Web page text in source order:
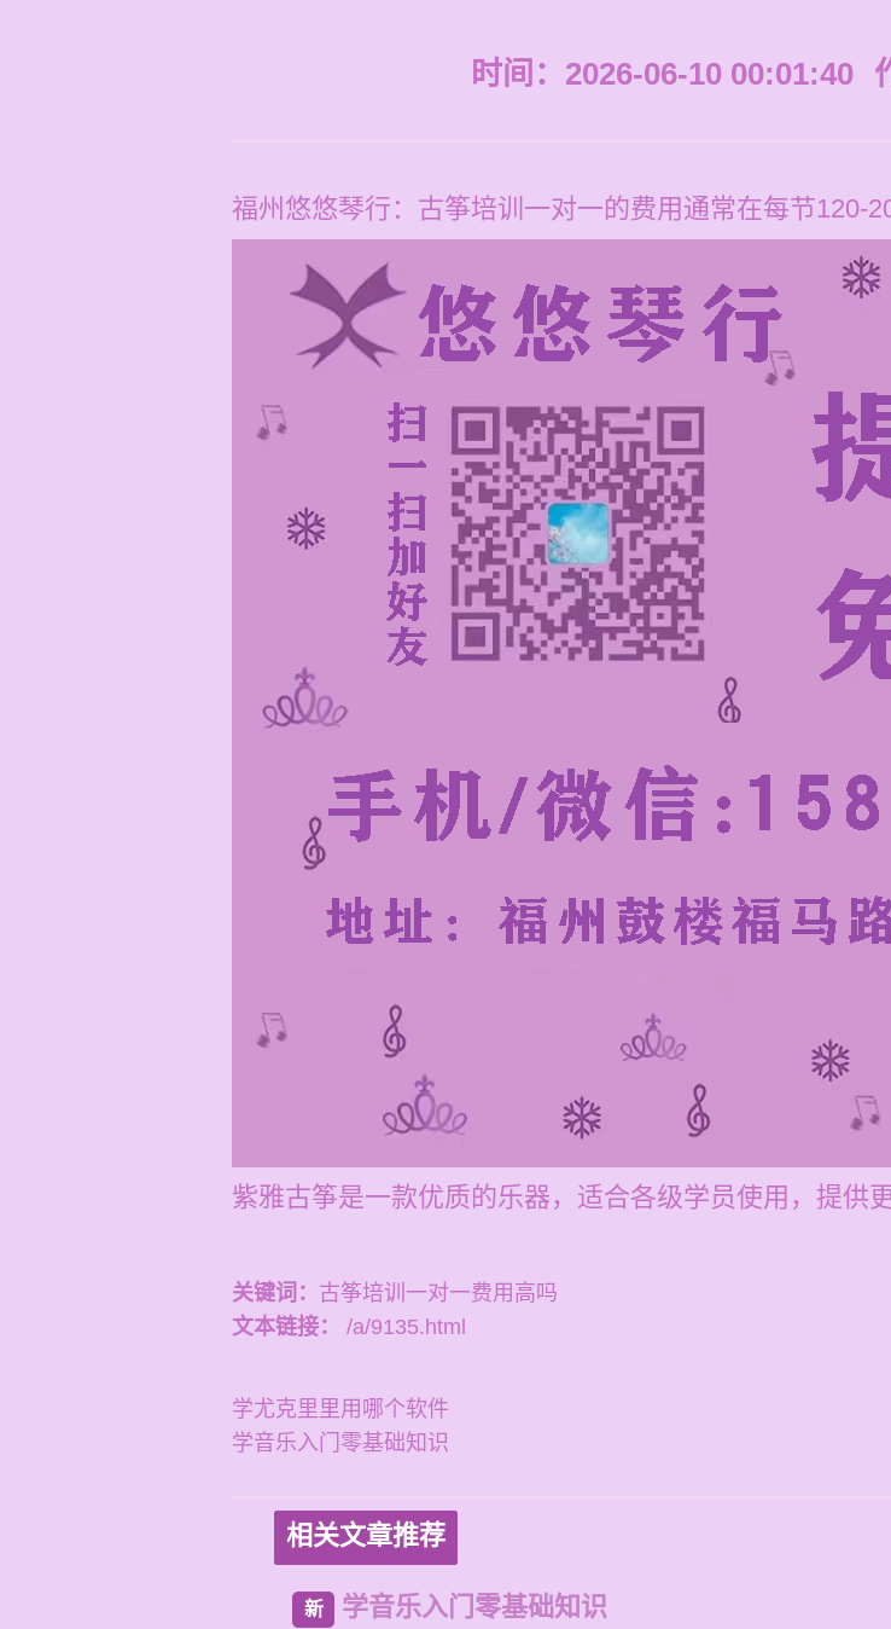
时间：2026-06-10 00:01:40
福州悠悠琴行：古筝培训一对一的费用通常在每节120-
紫雅古筝是一款优质的乐器，适合各级学员使用，提供
关键词： 古筝培训一对一费用高吗
文本链接：
/a/9135.html
学尤克里里用哪个软件
学音乐入门零基础知识
相关文章推荐
新 学音乐入门零基础知识